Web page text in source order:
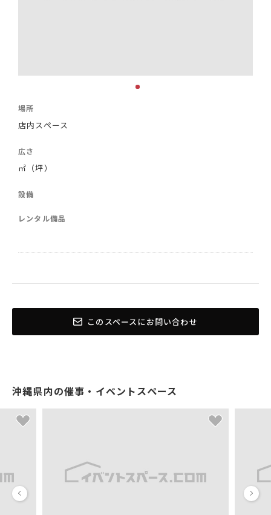
場所
店内スペース
広さ
㎡（坪）
設備
レンタル備品
このスペースにお問い合わせ
沖縄県内の催事・イベントスペース